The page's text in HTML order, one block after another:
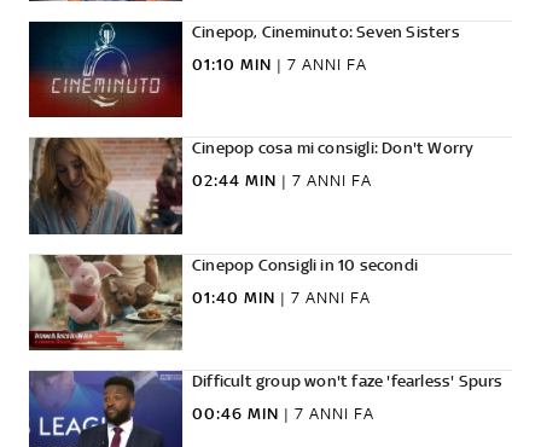
Cinepop, Cineminuto: Seven Sisters
01:10 MIN | 7 ANNI FA
Cinepop cosa mi consigli: Don't Worry
02:44 MIN | 7 ANNI FA
Cinepop Consigli in 10 secondi
01:40 MIN | 7 ANNI FA
Difficult group won't faze 'fearless' Spurs
00:46 MIN | 7 ANNI FA